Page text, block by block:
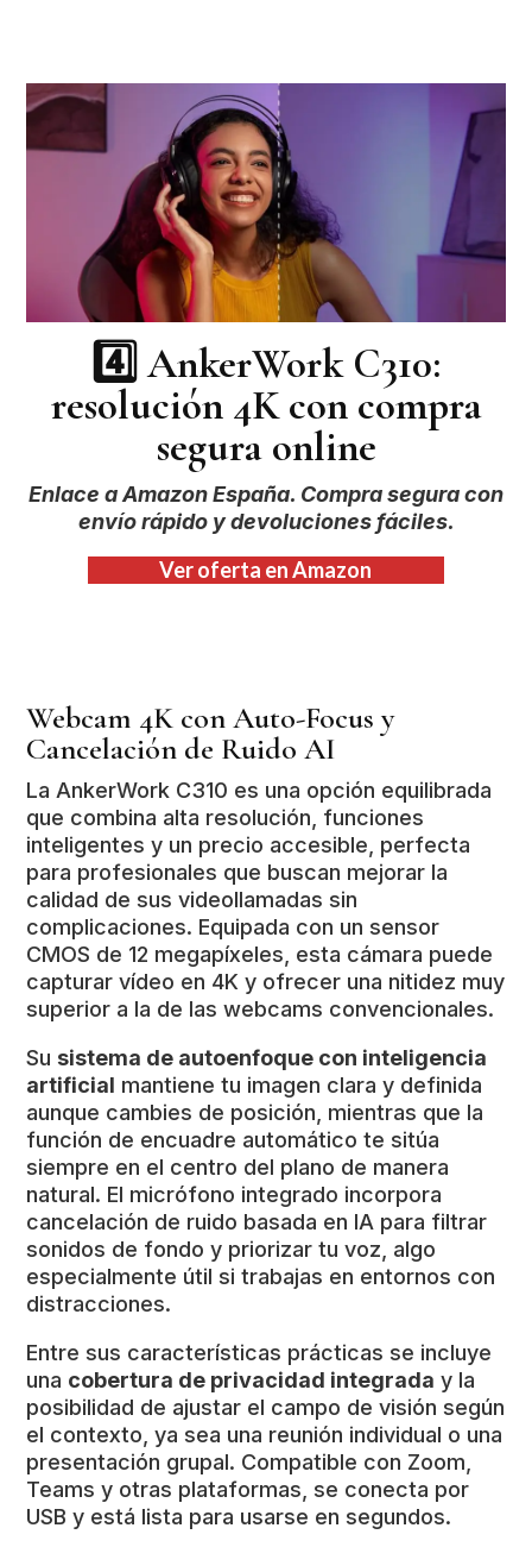
4️⃣AnkerWork C310:
resolución 4K con compra
segura online
Enlace a Amazon España. Compra segura con
envío rápido y devoluciones fáciles.
Ver oferta en Amazon
Webcam 4K con Auto-Focus y
Cancelación de Ruido AI
La AnkerWork C310 es una opción equilibrada
que combina alta resolución, funciones
inteligentes y un precio accesible, perfecta
para profesionales que buscan mejorar la
calidad de sus videollamadas sin
complicaciones. Equipada con un sensor
CMOS de 12 megapíxeles, esta cámara puede
capturar vídeo en 4K y ofrecer una nitidez muy
superior a la de las webcams convencionales.
Su sistema de autoenfoque con inteligencia
artificial mantiene tu imagen clara y definida
aunque cambies de posición, mientras que la
función de encuadre automático te sitúa
siempre en el centro del plano de manera
natural. El micrófono integrado incorpora
cancelación de ruido basada en IA para filtrar
sonidos de fondo y priorizar tu voz, algo
especialmente útil si trabajas en entornos con
distracciones.
Entre sus características prácticas se incluye
una cobertura de privacidad integrada y la
posibilidad de ajustar el campo de visión según
el contexto, ya sea una reunión individual o una
presentación grupal. Compatible con Zoom,
Teams y otras plataformas, se conecta por
USB y está lista para usarse en segundos.